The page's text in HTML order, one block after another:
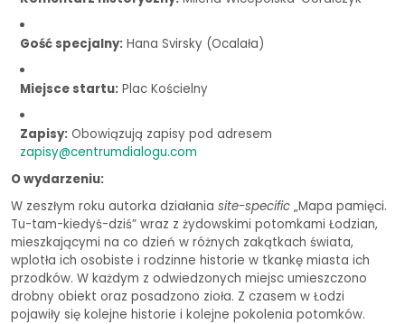
Gość specjalny: Hana Svirsky (Ocalała)
Miejsce startu: Plac Kościelny
Zapisy: Obowiązują zapisy pod adresem
zapisy@centrumdialogu.com
O wydarzeniu:
W zeszłym roku autorka działania site-specific „Mapa pamięci.
Tu-tam-kiedyś-dziś” wraz z żydowskimi potomkami Łodzian,
mieszkającymi na co dzień w różnych zakątkach świata,
wplotła ich osobiste i rodzinne historie w tkankę miasta ich
przodków. W każdym z odwiedzonych miejsc umieszczono
drobny obiekt oraz posadzono zioła. Z czasem w Łodzi
pojawiły się kolejne historie i kolejne pokolenia potomków.